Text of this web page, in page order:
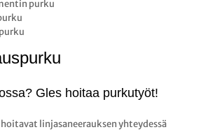
purku
Gles hoitaa purkutyöt!
linjasaneerauksen yhteydessä